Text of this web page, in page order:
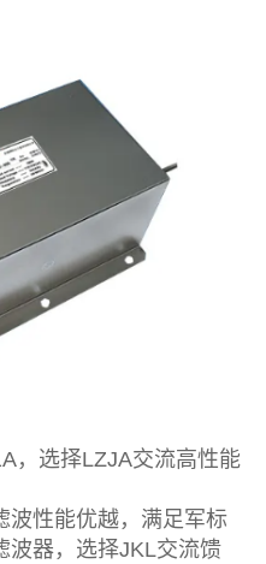
选择LZJA交流高性能
性能优越，满足军标
波器，选择JKL交流馈